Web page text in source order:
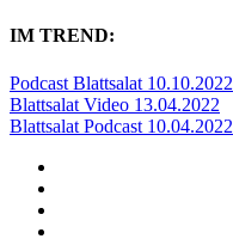
IM TREND:
Podcast Blattsalat 10.10.2022
Blattsalat Video 13.04.2022
Blattsalat Podcast 10.04.2022